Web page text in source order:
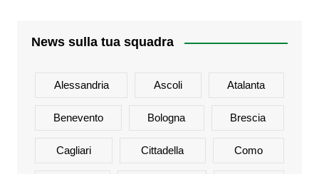
News sulla tua squadra
Alessandria Ascoli Atalanta
Benevento Bologna Brescia
Cagliari Cittadella Como